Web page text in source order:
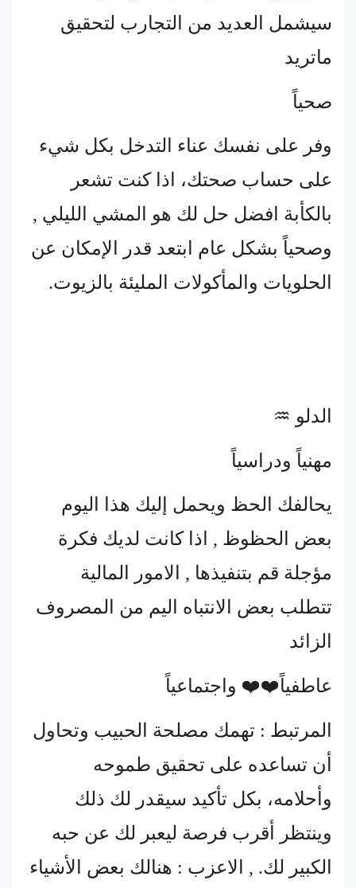
سيشمل العديد من التجارب لتحقيق
ماتريد
صحياً
وفر على نفسك عناء التدخل بكل شيء
على حساب صحتك، اذا كنت تشعر
بالكأبة افضل حل لك هو المشي الليلي ,
وصحياً بشكل عام ابتعد قدر الإمكان عن
الحلويات والمأكولات المليئة بالزيوت.
الدلو ♒
مهنياً ودراسياً
يحالفك الحظ ويحمل إليك هذا اليوم
بعض الحظوظ , اذا كانت لديك فكرة
مؤجلة قم بتنفيذها , الامور المالية
تتطلب بعض الانتباه اليم من المصروف
الزائد
عاطفياً❤️❤️ واجتماعياً
المرتبط : تهمك مصلحة الحبيب وتحاول
أن تساعده على تحقيق طموحه
وأحلامه، بكل تأكيد سيقدر لك ذلك
وينتظر أقرب فرصة ليعبر لك عن حبه
الكبير لك. , الاعزب : هنالك بعض الأشياء